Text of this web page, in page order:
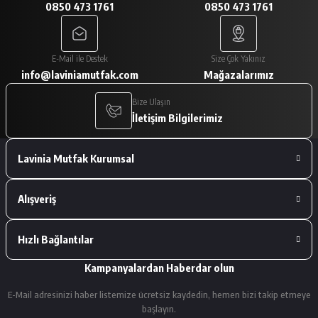
A... V... | 29/01/2026
Paketleme çok iyiydi. Ürünler tam
istediğimiz gibiydi.
A... V... | 29/01/2026
Deneyimini Paylaş
0850 473 1761 0850 473 1761
E-Mail ile Destek
info@laviniamutfak.com
Size Çok Yakınız
Mağazalarımız
Bize Ulaşın
İletişim Bilgilerimiz
Lavinia Mutfak Kurumsal
Alışveriş
Hızlı Bağlantılar
Kampanyalardan Haberdar olun
E-Mail adresinizi haber listemize ücretsiz kaydedin, hemen bizi takip etmeye
başlayın.